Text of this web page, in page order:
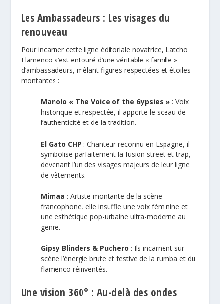
Les Ambassadeurs : Les visages du
renouveau
Pour incarner cette ligne éditoriale novatrice, Latcho
Flamenco s’est entouré d’une véritable « famille »
d’ambassadeurs, mêlant figures respectées et étoiles
montantes :
Manolo « The Voice of the Gypsies »: Voix
historique et respectée, il apporte le sceau de
l’authenticité et de la tradition.
El Gato CHP : Chanteur reconnu en Espagne, il
symbolise parfaitement la fusion street et trap,
devenant l’un des visages majeurs de leur ligne
de vêtements.
Mimaa : Artiste montante de la scène
francophone, elle insuffle une voix féminine et
une esthétique pop-urbaine ultra-moderne au
genre.
Gipsy Blinders & Puchero : Ils incarnent sur
scène l’énergie brute et festive de la rumba et du
flamenco réinventés.
Une vision 360° : Au-delà des ondes